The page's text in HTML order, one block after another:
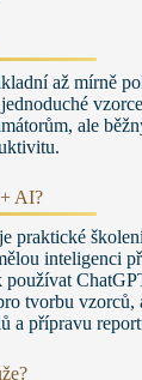
až mírně
ale
AI?
praktické
inteligenci
používat
tvorbu vzorců,
a přípravu